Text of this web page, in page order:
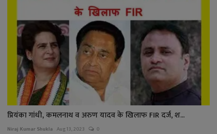
प्रियंका गांधी, कमलनाथ व अरुण यादव के खिलाफ FIR दर्ज, श...
Niraj Kumar Shukla Aug 13, 2023 0